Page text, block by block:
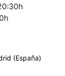
(España)